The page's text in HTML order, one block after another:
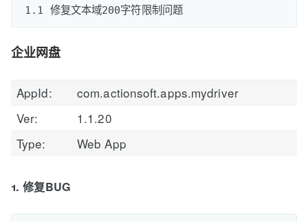
1.1 修复文本域200字符限制问题
企业网盘
AppId:
com.actionsoft.apps.mydriver
Ver:
1.1.20
Type:
Web App
1. 修复BUG